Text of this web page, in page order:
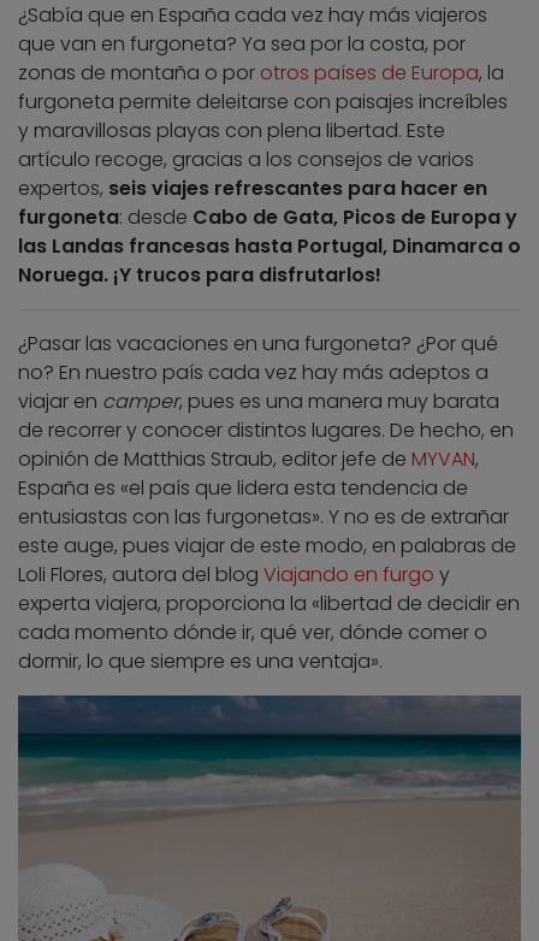
¿Sabía que en España cada vez hay más viajeros
que van en furgoneta? Ya sea por la costa, por
zonas de montaña o por otros países de Europa, la
furgoneta permite deleitarse con paisajes increíbles
y maravillosas playas con plena libertad. Este
artículo recoge, gracias a los consejos de varios
expertos, seis viajes refrescantes para hacer en
furgoneta: desde Cabo de Gata, Picos de Europa y
las Landas francesas hasta Portugal, Dinamarca o
Noruega. ¡Y trucos para disfrutarlos!
¿Pasar las vacaciones en una furgoneta? ¿Por qué
no? En nuestro país cada vez hay más adeptos a
viajar en camper, pues es una manera muy barata
de recorrer y conocer distintos lugares. De hecho, en
opinión de Matthias Straub, editor jefe de MYVAN,
España es «el país que lidera esta tendencia de
entusiastas con las furgonetas». Y no es de extrañar
este auge, pues viajar de este modo, en palabras de
Loli Flores, autora del blog Viajando en furgo y
experta viajera, proporciona la «libertad de decidir en
cada momento dónde ir, qué ver, dónde comer o
dormir, lo que siempre es una ventaja».